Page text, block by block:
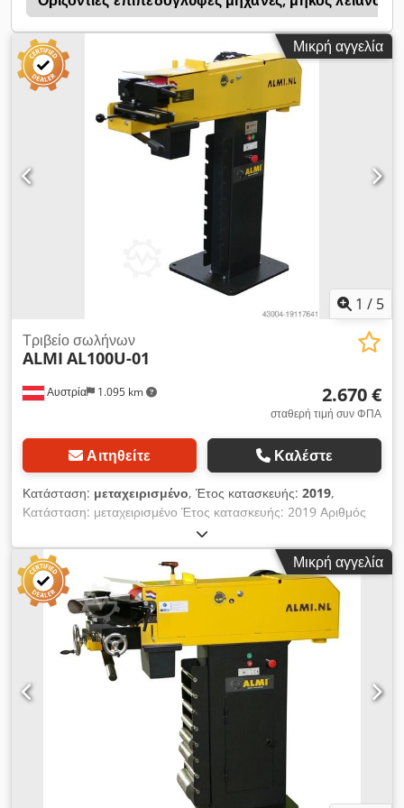
Στιβαρή ηλεκτρομηχανοκίνητη μηχανή λείανσης προφίλ
σωλήνων - Επιτρέπει εγκοπές μέχρι γωνία 50° - μεγάλη
επιφάνεια λείανσης με προστατευτικό κάλυμμα - 2x ταχύτητες
ζώνης - Πίνακας ελέγχου, μπροστά αριστερά -
συμπεριλαμβανομένου του πλήκτρου διακοπής ΕΚΤΑΚΤΗΣ
ΑΝΑΓΚΗΣ - Ο ιμάντας λείανσης μπορεί να αντικατασταθεί
γρήγορα και εύκολα - Δυνατότητα κίνησης μέγγενης προς τα
δεξιά - αριστερά, προς τα εμπρός και προς τα πίσω - Δοχείο
συλλογής σκόνης πλευρικής λείανσης - Δυνατότητα οριζόντιας
και κατακόρυφης λείανσης - Περιλαμβάνεται 1x σετ κυλίνδρων
λείανσης (Ø 76-90-114 mm) * Άλλες διαστάσεις διατίθενται
προαιρετικά με επιπλέον χρέωση
Μικρή αγγελία
1 / 5
Αυστρία 1.095 km
Τριβείο σωλήνων
ALMI AL100U-01
2.670 €
σταθερή τιμή συν ΦΠΑ
Αιτηθείτε Καλέστε
Κατάσταση: μεταχειρισμένο, Έτος κατασκευής: 2019,
Κατάσταση: μεταχειρισμένο Έτος κατασκευής: 2019 Αριθμός
αποθήκης: 5505 Χρόνος παράδοσης: άμεσος, ενδέχεται να
προηγηθεί πώληση Χώρα προέλευσης: Ολλανδία Τιμή: 2.670 €
Σε απόθεμα: 1 τεμάχιο Διαστάσεις ταινίας λείανσης: 100 x
2.000 mm Διάμετρος σωλήνα: 20 - 76,1 mm Μοχλός
χειροκίνητης ρύθμισης: 1 Ισχύς κινητήρα: 3 kW Βάρος: 190 kg
ΕΠΙΔΕΙΚΤΙΚΟ ΜΗΧΑΝΗΜΑ / ΚΑΤΑΣΤΑΣΗ ΣΑΝ ΚΑΙΝΟΥΡΓΙΟ
Dcodpfx Ajwiqwlshcok Στο μοντέλο AL100U-01 ο χειρισμός
γίνεται μέσω μοχλού. Με το μοντέλο AL 100U μπορείτε να
λειάνετε υλικό από Ø 20 έως Ø 76,1 mm. Ο σταυρός στήριξης
και το έλκηθρο με περιστρεφόμενη τσιμούχα ρυθμίζονται
μεταβλητά, ώστε όλα τα προφίλ σωλήνων να λειαίνονται σε
οποιαδήποτε επιθυμητή γωνία από 30° έως 90°. Το ALMI
AL100U-01 λειαίνει σωλήνες τετράγωνους, ορθογώνιους και
στρογγυλούς με διάφορα πάχη τοιχώματος και είναι κατάλληλο
για όλα τα συνηθισμένα υλικά. Χάρη στο σύστημα ρύθμισης
Μικρή αγγελία